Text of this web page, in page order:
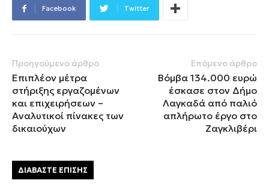
Facebook Twitter
Προηγούμενο άρθρο
Επιπλέον μέτρα
στήριξης εργαζομένων
και επιχειρήσεων –
Αναλυτικοί πίνακες των
δικαιούχων
Επόμενο άρθρο
Βόμβα 134.000 ευρώ
έσκασε στον Δήμο
Λαγκαδά από παλιό
απλήρωτο έργο στο
Ζαγκλιβέρι
ΔΙΑΒΑΣΤΕ ΕΠΙΣΗΣ